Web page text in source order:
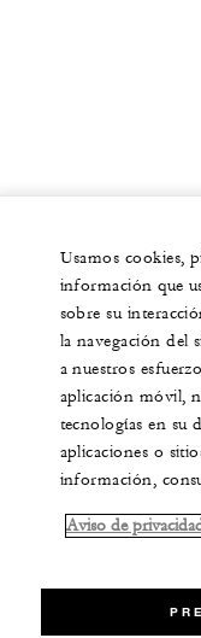
Usamos cookies,
información que
sobre su
la navegación del
a nuestros
aplicación móvil,
tecnologías en su
aplicaciones o
información,
Aviso de